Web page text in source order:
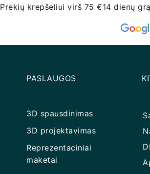
Prekių krepšeliui virš 75 €14 dienų
PASLAUGOS
3D spausdinimas
3D projektavimas
Reprezentaciniai
maketai